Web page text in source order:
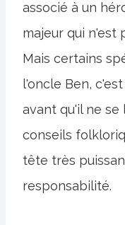
associé à un
majeur qui n'est
Mais certains
l'oncle Ben,
avant qu'il ne
conseils
tête très
responsabilité.